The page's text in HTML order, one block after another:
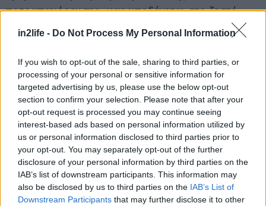
in2life - Do Not Process My Personal Information
If you wish to opt-out of the sale, sharing to third parties, or
processing of your personal or sensitive information for
targeted advertising by us, please use the below opt-out
section to confirm your selection. Please note that after your
opt-out request is processed you may continue seeing
interest-based ads based on personal information utilized by
us or personal information disclosed to third parties prior to
your opt-out. You may separately opt-out of the further
disclosure of your personal information by third parties on the
IAB’s list of downstream participants. This information may
also be disclosed by us to third parties on the IAB’s List of
Downstream Participants that may further disclose it to other
ποτοαπαγόρευσης- μας υποδέχεται στο ζεστό,
ξύλινο εσωτερικό του, μας σερβίρει
απολαύσουμε τις αποκλειστικά ‘20s και ‘30s
μουσικές, με αδυναμία στην jazz και τις swing
μελωδίες. Κυρίαρχο «(οινο)πνεύμα» στο
Speakeasy, το ουίσκι, και μάλιστα σε αξιόλογη
ποικιλία, ενώ οι τιμές ξεκινούν από τα 6€.
Café Αλάβαστρον(Δαμάρεως 78, Παγκράτι, τηλ:
2107560102)